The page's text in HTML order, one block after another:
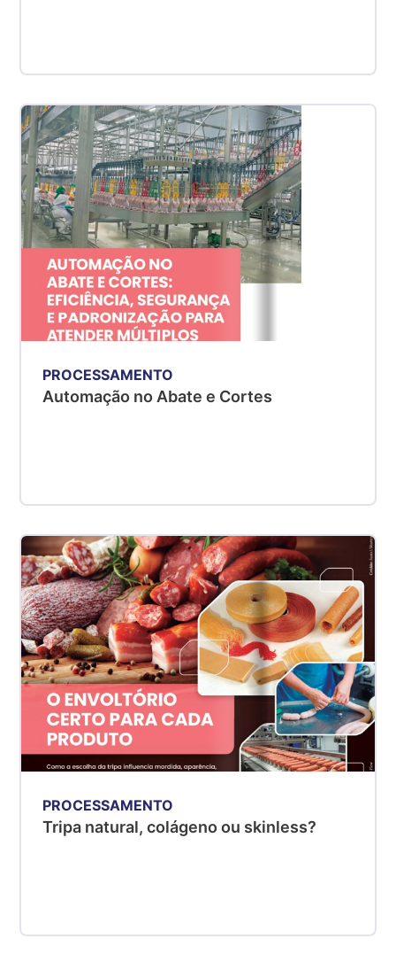
PROCESSAMENTO
Automação no Abate e Cortes
PROCESSAMENTO
Tripa natural, colágeno ou skinless?